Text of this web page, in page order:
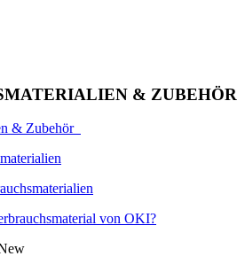
& ZUBEHÖR
& Zubehör
von OKI?